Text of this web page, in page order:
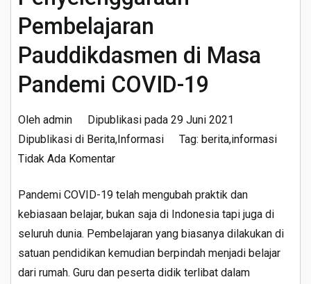
Pembelajaran
Pauddikdasmen di Masa
Pandemi COVID-19
Oleh admin Dipublikasi pada 29 Juni 2021
Dipublikasi di Berita,Informasi Tag: berita,informasi
Tidak Ada Komentarpada
Panduan
Penyelenggaraan
Pembelajaran
Pauddikdasmen
di
Pandemi COVID-19 telah mengubah praktik dan
kebiasaan belajar, bukan saja di Indonesia tapi juga di
seluruh dunia. Pembelajaran yang biasanya dilakukan di
satuan pendidikan kemudian berpindah menjadi belajar
dari rumah. Guru dan peserta didik terlibat dalam